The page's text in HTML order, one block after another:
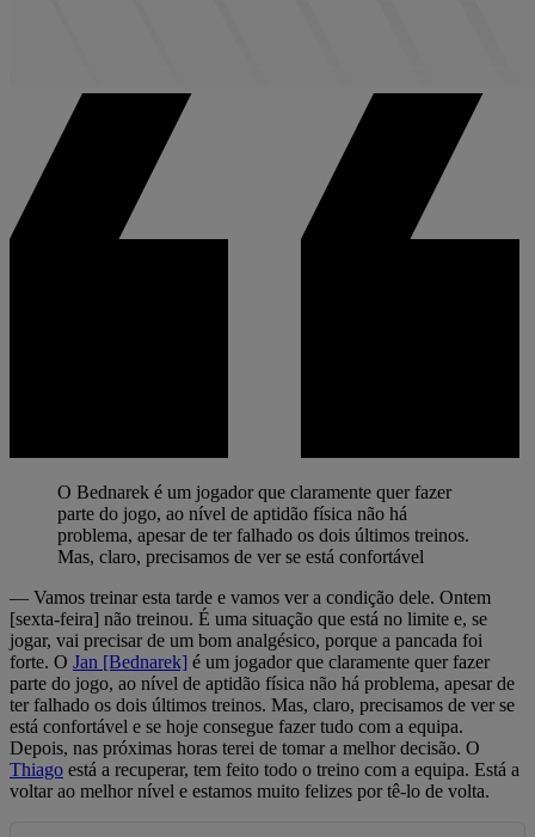
O Bednarek é um jogador que claramente quer fazer
parte do jogo, ao nível de aptidão física não há
problema, apesar de ter falhado os dois últimos treinos.
Mas, claro, precisamos de ver se está confortável
— Vamos treinar esta tarde e vamos ver a condição dele. Ontem
[sexta-feira] não treinou. É uma situação que está no limite e, se
jogar, vai precisar de um bom analgésico, porque a pancada foi
forte. O Jan [Bednarek] é um jogador que claramente quer fazer
parte do jogo, ao nível de aptidão física não há problema, apesar de
ter falhado os dois últimos treinos. Mas, claro, precisamos de ver se
está confortável e se hoje consegue fazer tudo com a equipa.
Depois, nas próximas horas terei de tomar a melhor decisão. O
Thiago está a recuperar, tem feito todo o treino com a equipa. Está a
voltar ao melhor nível e estamos muito felizes por tê-lo de volta.